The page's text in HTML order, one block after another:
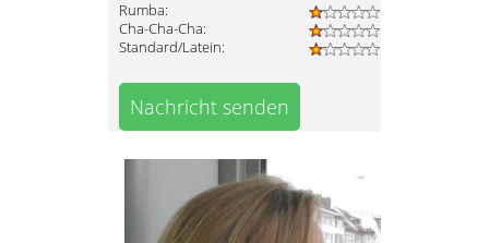
Rumba:
Cha-Cha-Cha:
Standard/Latein:
Nachricht senden